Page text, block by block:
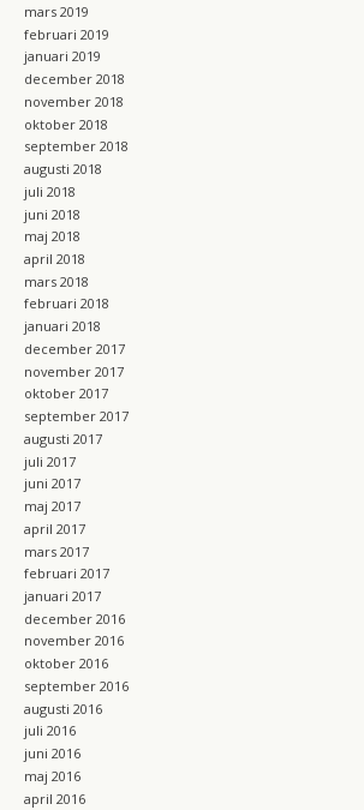
mars 2019
februari 2019
januari 2019
december 2018
november 2018
oktober 2018
september 2018
augusti 2018
juli 2018
juni 2018
maj 2018
april 2018
mars 2018
februari 2018
januari 2018
december 2017
november 2017
oktober 2017
september 2017
augusti 2017
juli 2017
juni 2017
maj 2017
april 2017
mars 2017
februari 2017
januari 2017
december 2016
november 2016
oktober 2016
september 2016
augusti 2016
juli 2016
juni 2016
maj 2016
april 2016